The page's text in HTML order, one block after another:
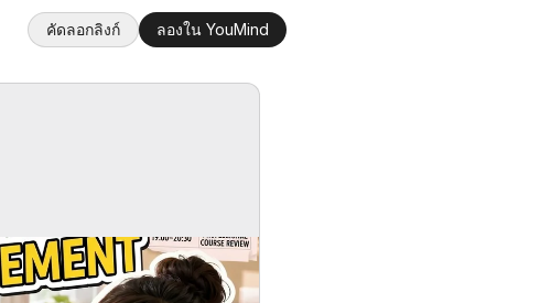
คัดลอกลิงก์ ลองใน YouMind